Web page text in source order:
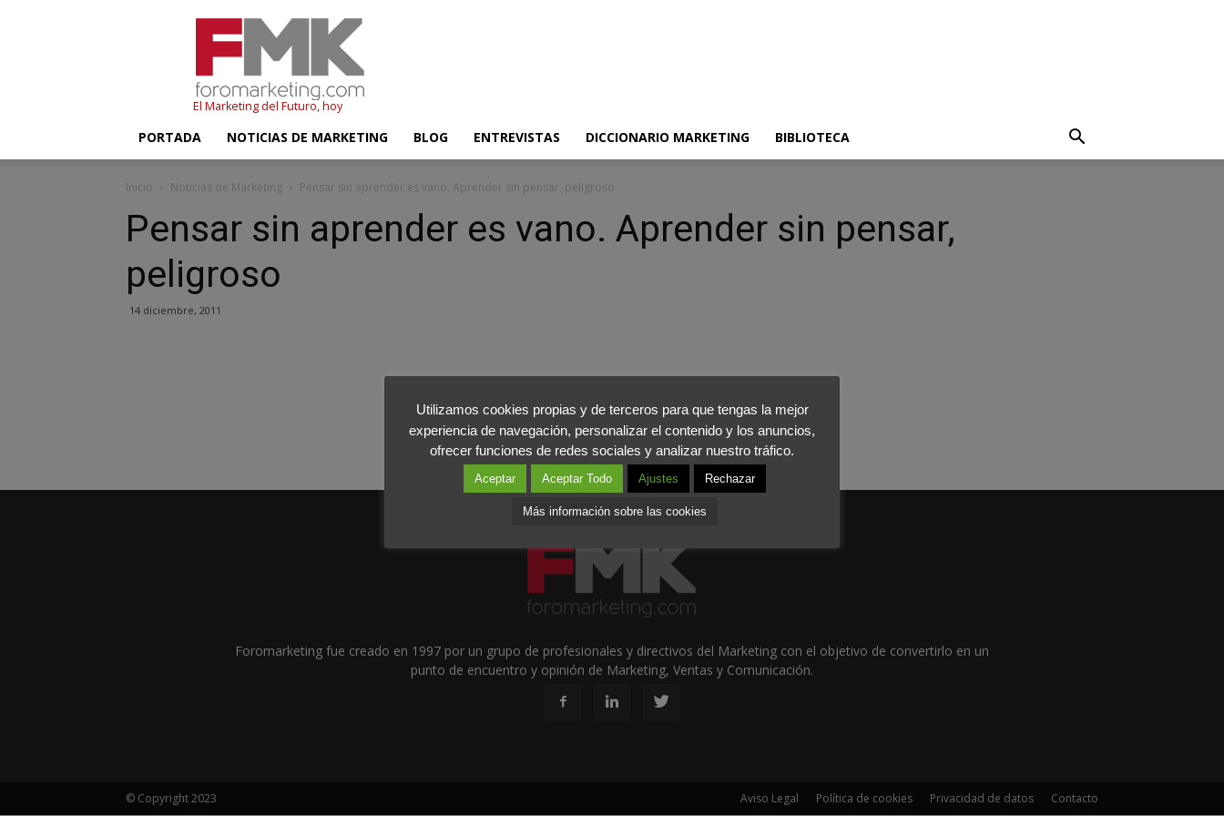
El Marketing del Futuro, hoy
PORTADA NOTICIAS DE MARKETING BLOG ENTREVISTAS DICCIONARIO MARKETING BIBLIOTECA
Inicio Noticias de Marketing Pensar sin aprender es vano. Aprender sin pensar, peligroso
Pensar sin aprender es vano. Aprender sin pensar,
peligroso
14 diciembre, 2011
Foromarketing fue creado en 1997 por un grupo de profesionales y directivos del Marketing con el objetivo de convertirlo en un
punto de encuentro y opinión de Marketing, Ventas y Comunicación.
Aviso Legal Política de cookies Privacidad de datos Contacto
© Copyright 2023
Utilizamos cookies propias y de terceros para que tengas la mejor
experiencia de navegación, personalizar el contenido y los anuncios,
ofrecer funciones de redes sociales y analizar nuestro tráfico.
Aceptar Aceptar Todo Ajustes Rechazar
Más información sobre las cookies